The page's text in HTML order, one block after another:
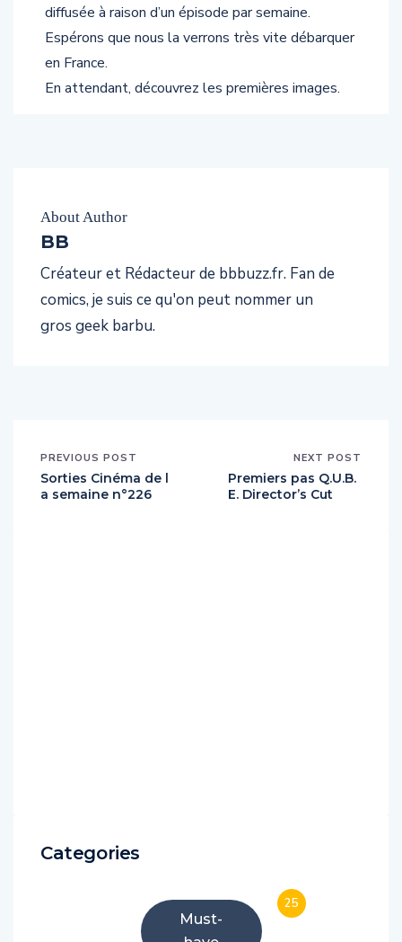
diffusée à raison d’un épisode par semaine.
Espérons que nous la verrons très vite débarquer
en France.
En attendant, découvrez les premières images.
About Author
BB
Créateur et Rédacteur de bbbuzz.fr. Fan de
comics, je suis ce qu'on peut nommer un
gros geek barbu.
PREVIOUS POST
Sorties Cinéma de l
a semaine n°226
NEXT POST
Premiers pas Q.U.B.
E. Director’s Cut
Categories
Must-
25